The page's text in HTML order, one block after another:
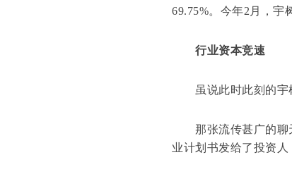
69.75%。今年2月，宇
行业资本竞速
虽说此时此刻的宇树
那张流传甚广的聊天
业计划书发给了投资人